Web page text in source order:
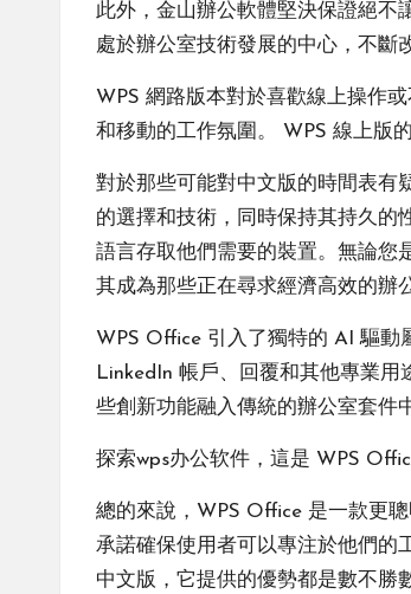
此外，金山辦公軟體堅決保證絕不
處於辦公室技術發展的中心，不斷
WPS 網路版本對於喜歡線上操作
和移動的工作氛圍。 WPS 線上版
對於那些可能對中文版的時間表有
的選擇和技術，同時保持其持久的
語言存取他們需要的裝置。無論您
其成為那些正在尋求經濟高效的辦
WPS Office 引入了獨特的 AI 驅動
LinkedIn 帳戶、回覆和其他專業
些創新功能融入傳統的辦公室套件
探索wps办公软件 ，這是 WPS
總的來說，WPS Office 是一款更
承諾確保使用者可以專注於他們的
中文版，它提供的優勢都是數不勝